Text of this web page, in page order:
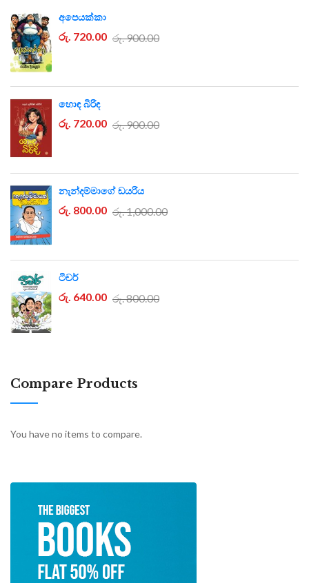
අපෙයක්කා
රු. 720.00 රු. 900.00
හොඳ බිරිඳ
රු. 720.00 රු. 900.00
නැන්දම්මාගේ ඩයරිය
රු. 800.00 රු. 1,000.00
ටීචර්
රු. 640.00 රු. 800.00
Compare Products
You have no items to compare.